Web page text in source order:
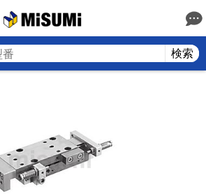
検索